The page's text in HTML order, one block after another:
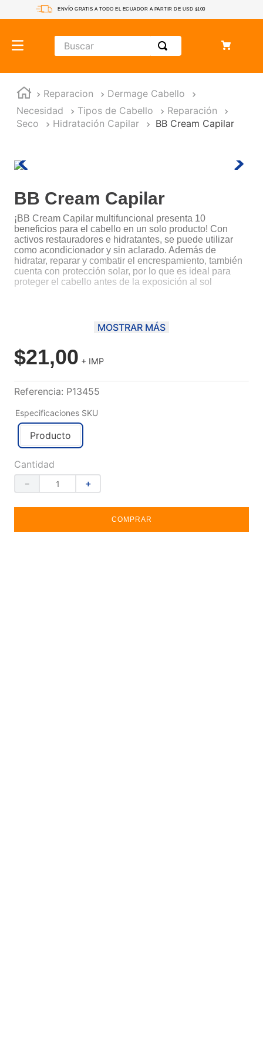
ENVÍO GRATIS A TODO EL ECUADOR A PARTIR DE USD $100
Reparacion
Dermage Cabello
Necesidad
Tipos de Cabello
Reparación
Seco
Hidratación Capilar BB Cream Capilar
BB Cream Capilar
¡BB Cream Capilar multifuncional presenta 10
beneficios para el cabello en un solo producto! Con
activos restauradores e hidratantes, se puede utilizar
como acondicionador y sin aclarado. Además de
hidratar, reparar y combatir el encrespamiento, también
cuenta con protección solar, por lo que es ideal para
proteger el cabello antes de la exposición al sol
MOSTRAR MÁS
$21,00 + IMP
Referencia: P13455
Especificaciones SKU
Producto
Cantidad
＋
－
COMPRAR